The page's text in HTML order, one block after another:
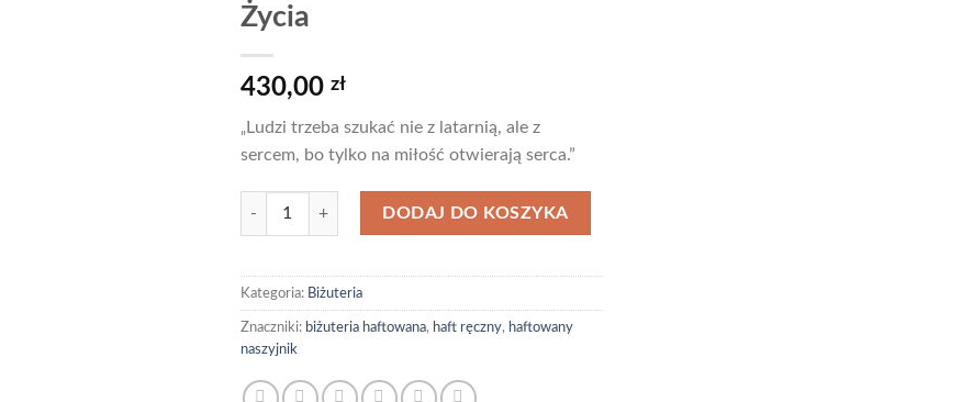
Życia
430,00 zł
„ Ludzi trzeba szukać nie z latarnią, ale z
sercem, bo tylko na miłość otwierają serca.”
ilość Serce haftowane w Kole Życia
DODAJ DO KOSZYKA
Kategoria: Biżuteria
Znaczniki: biżuteria haftowana, haft ręczny, haftowany
naszyjnik